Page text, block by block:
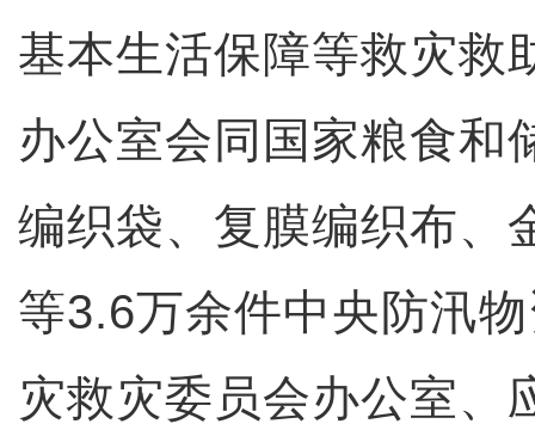
基本生活保障等救灾救
办公室会同国家粮食和
编织袋、复膜编织布、
等3.6万余件中央防汛
灾救灾委员会办公室、